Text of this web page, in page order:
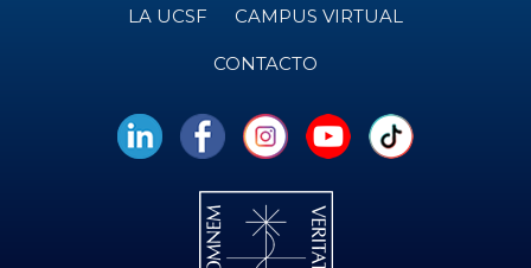
LA UCSF CAMPUS VIRTUAL
CONTACTO